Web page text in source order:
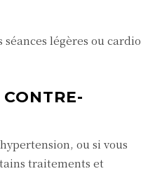
légères ou cardio
ou si vous
traitements et